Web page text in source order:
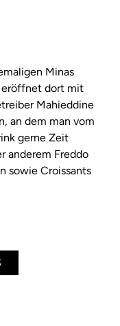
Minas
eröffnet dort mit
Mahieddine
an dem man vom
gerne Zeit
anderem Freddo
sowie Croissants